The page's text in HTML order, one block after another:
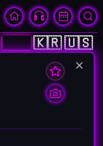
🇯🇵🇰🇷🇺🇸
×